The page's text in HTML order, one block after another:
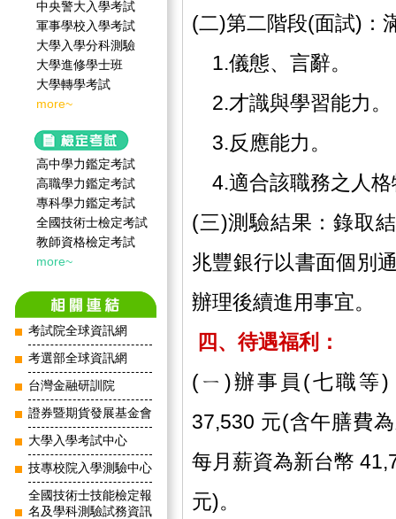
中央警大入學考試
軍事學校入學考試
大學入學分科測驗
大學進修學士班
大學轉學考試
more~
高中學力鑑定考試
高職學力鑑定考試
專科學力鑑定考試
全國技術士檢定考試
教師資格檢定考試
more~
考試院全球資訊網
考選部全球資訊網
台灣金融研訓院
證券暨期貨發展基金會
大學入學考試中心
技專校院入學測驗中心
全國技術士技能檢定報
名及學科測驗試務資訊
(二)第二階段(面試)：
1.儀態、言辭。
2.才識與學習能力。
3.反應能力。
4.適合該職務之人格
(三)測驗結果：錄取
兆豐銀行以書面個別
辦理後續進用事宜。
四、待遇福利：
(ㄧ)辦事員(七職等)
37,530 元(含午膳費
每月薪資為新台幣
元)。